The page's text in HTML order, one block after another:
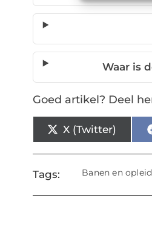
Waar is
Goed artikel? Deel
X (Twitter)
Tags: Banen en